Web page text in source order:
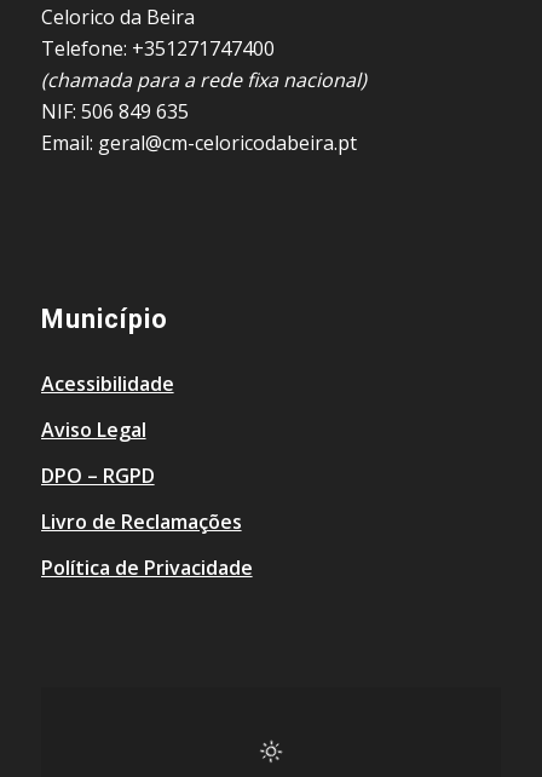
Celorico da Beira
Telefone: +351271747400
(chamada para a rede fixa nacional)
NIF: 506 849 635
Email: geral@cm-celoricodabeira.pt
Município
Acessibilidade
Aviso Legal
DPO – RGPD
Livro de Reclamações
Política de Privacidade